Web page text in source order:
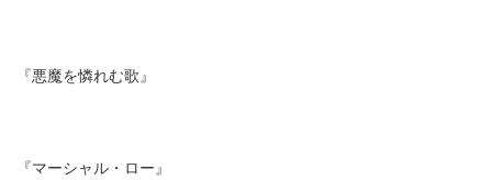
『悪魔を憐れむ歌』
『マーシャル・ロー』